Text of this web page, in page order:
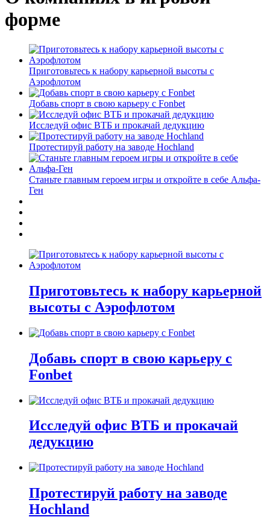
форме
Приготовьтесь к набору карьерной высоты с
Аэрофлотом
Добавь спорт в свою карьеру с Fonbet
Исследуй офис ВТБ и прокачай дедукцию
Протестируй работу на заводе Hochland
Станьте главным героем игры и откройте в себе Альфа-
Ген
Приготовьтесь к набору карьерной
высоты с Аэрофлотом
Добавь спорт в свою карьеру с
Fonbet
Исследуй офис ВТБ и прокачай
дедукцию
Протестируй работу на заводе
Hochland